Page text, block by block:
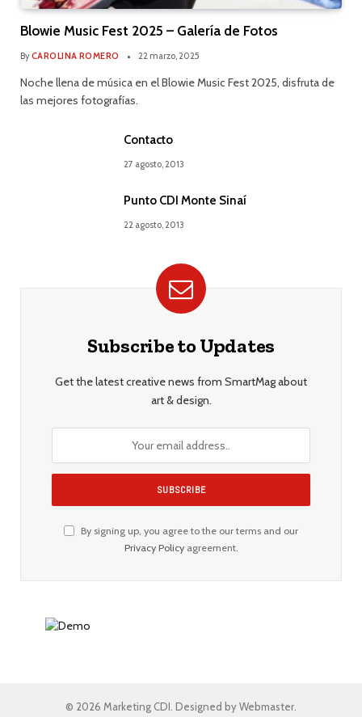
Blowie Music Fest 2025 – Galería de Fotos
ByCAROLINA ROMERO 22 marzo, 2025
Noche llena de música en el Blowie Music Fest 2025, disfruta de
las mejores fotografías.
Contacto
27 agosto, 2013
Punto CDI Monte Sinaí
22 agosto, 2013
Subscribe to Updates
Get the latest creative news from SmartMag about
art & design.
By signing up, you agree to the our terms and our
Privacy Policyagreement.
© 2026 Marketing CDI. Designed by Webmaster.